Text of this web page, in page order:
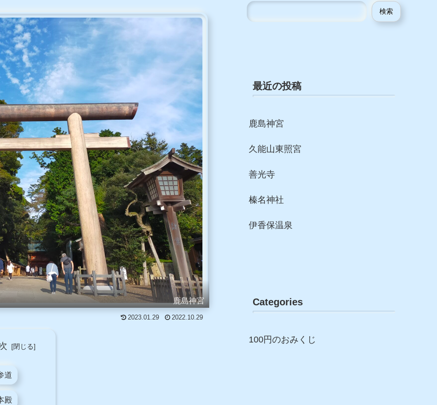
鹿島神宮
2023.01.29 2022.10.29
道
殿
検索
最近の投稿
鹿島神宮
久能山東照宮
善光寺
榛名神社
伊香保温泉
Categories
100円のおみくじ